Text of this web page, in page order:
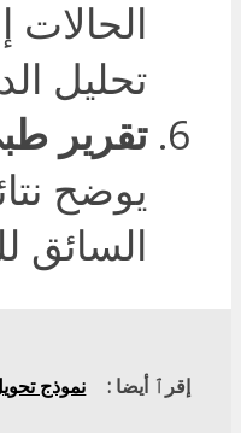
تحليل
تقرير
يوضح
السائق
إقرٱ أيضا : نموذج